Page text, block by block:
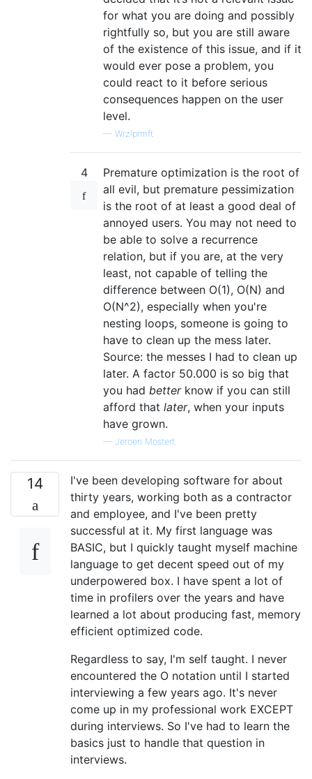
for what you are doing and possibly
rightfully so, but you are still aware
of the existence of this issue, and if it
would ever pose a problem, you
could react to it before serious
consequences happen on the user
level.
— Wrzlprmft
4
Premature optimization is the root of
all evil, but premature pessimization
is the root of at least a good deal of
annoyed users. You may not need to
be able to solve a recurrence
relation, but if you are, at the very
least, not capable of telling the
difference between O(1), O(N) and
O(N^2), especially when you're
nesting loops, someone is going to
have to clean up the mess later.
Source: the messes I had to clean up
later. A factor 50.000 is so big that
you had betterknow if you can still
afford that later, when your inputs
have grown.
— Jeroen Mostert
14
I've been developing software for about
thirty years, working both as a contractor
and employee, and I've been pretty
successful at it. My first language was
BASIC, but I quickly taught myself machine
language to get decent speed out of my
underpowered box. I have spent a lot of
time in profilers over the years and have
learned a lot about producing fast, memory
efficient optimized code.
Regardless to say, I'm self taught. I never
encountered the O notation until I started
interviewing a few years ago. It's never
come up in my professional work EXCEPT
during interviews. So I've had to learn the
basics just to handle that question in
interviews.